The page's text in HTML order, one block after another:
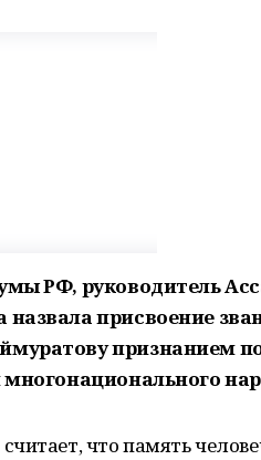
РФ, руководитель
присвоение
признанием
что память